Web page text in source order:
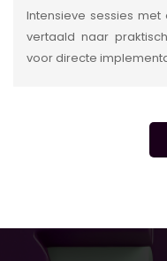
Intensieve sessies
vertaald naar
voor directe
INSIDE